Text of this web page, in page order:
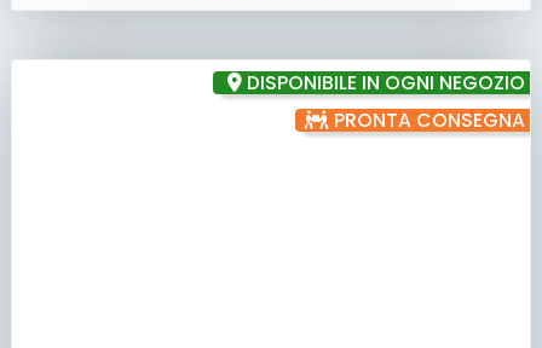
DISPONIBILE IN OGNI NEGOZIO
PRONTA CONSEGNA